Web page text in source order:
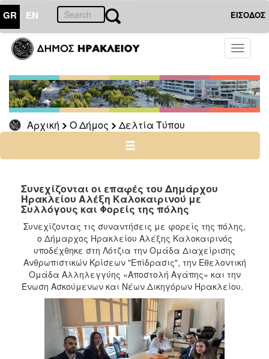
GR EN ΕΙΣΟΔΟΣ
Toggle
Αρχική Ο Δήμος Δελτία Τύπου
ΔΗΜΟΣ
Δελτία
Τύπου
Αρχείο
ΠΟΛΙΤΙΣΜΟΣ
ΑΝΘΕΚΤΙΚΗ
Συνεχίζονται οι επαφές του Δημάρχου
Ηρακλείου Αλέξη Καλοκαιρινού με
Συλλόγους και Φορείς της πόλης
Συνεχίζοντας τις συναντήσεις με φορείς της πόλης,
ο Δήμαρχος Ηρακλείου Αλέξης Καλοκαιρινός
υποδέχθηκε στη Λότζια την Ομάδα Διαχείρισης
Ανθρωπιστικών Κρίσεων "Επίδρασις", την Εθελοντική
Ομάδα Αλληλεγγύης «Αποστολή Αγάπης» και την
Ένωση Ασκούμενων και Νέων Δικηγόρων Ηρακλείου.